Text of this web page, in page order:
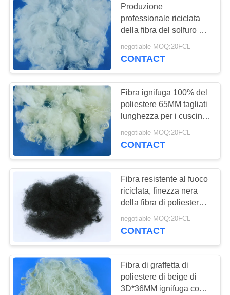
NOTIZIE
CASI
MAPPA
DEL
SITO
PRIVACY
POLICY
Produzione
professionale riciclata
della fibra del solfuro del
polifenilene antistatica
negotiable MOQ:20FCL
CONTACT
Fibra ignifuga 100% del
poliestere 65MM tagliati
lunghezza per i cuscini
di riempimento
negotiable MOQ:20FCL
CONTACT
Fibra resistente al fuoco
riciclata, finezza nera
della fibra di poliestere
di PSF 6D
negotiable MOQ:20FCL
CONTACT
Fibra di graffetta di
poliestere di beige di
3D*36MM ignifuga con il